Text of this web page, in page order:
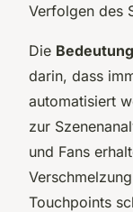
Verfolgen des
Die
darin, dass
automatisiert
zur
und Fans
Touchpoints